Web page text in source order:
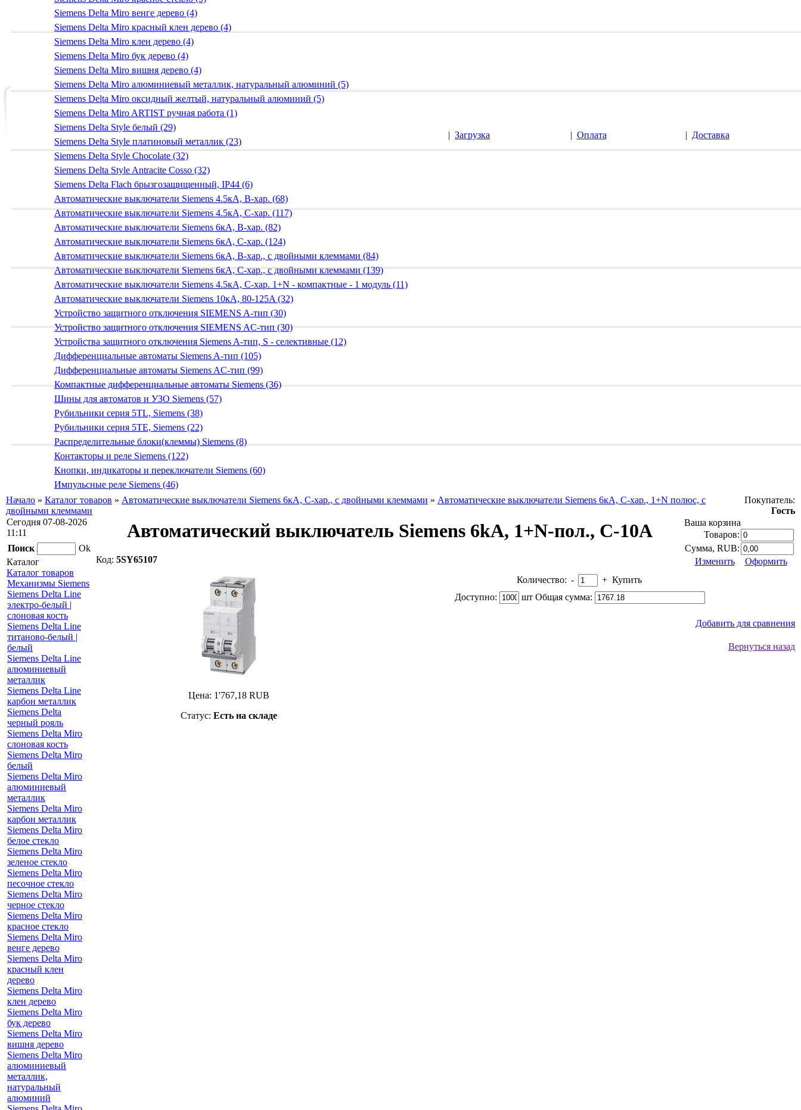
Siemens Delta Miro венге дерево (4)
Siemens Delta Miro красный клен дерево (4)
Siemens Delta Miro клен дерево (4)
Siemens Delta Miro бук дерево (4)
Siemens Delta Miro вишня дерево (4)
Siemens Delta Miro алюминиевый металлик, натуральный алюминий (5)
Siemens Delta Miro оксидный желтый, натуральный алюминий (5)
Siemens Delta Miro ARTIST ручная работа (1)
Siemens Delta Style белый (29)
Siemens Delta Style платиновый металлик (23)
Siemens Delta Style Chocolate (32)
Siemens Delta Style Antracite Cosso (32)
Siemens Delta Flach брызгозащищенный, IP44 (6)
Автоматические выключатели Siemens 4.5кА, B-хар. (68)
Автоматические выключатели Siemens 4.5кА, C-хар. (117)
Автоматические выключатели Siemens 6кА, B-хар. (82)
Автоматические выключатели Siemens 6кА, С-хар. (124)
Автоматические выключатели Siemens 6кА, B-хар., с двойными клеммами (84)
Автоматические выключатели Siemens 6кА, C-хар., с двойными клеммами (139)
Автоматические выключатели Siemens 4.5кА, C-хар. 1+N - компактные - 1 модуль (11)
Автоматические выключатели Siemens 10кА, 80-125A (32)
Устройство защитного отключения SIEMENS A-тип (30)
Устройство защитного отключения SIEMENS AС-тип (30)
Устройства защитного отключения Siemens A-тип, S - селективные (12)
Дифференциальные автоматы Siemens A-тип (105)
Дифференциальные автоматы Siemens AС-тип (99)
Компактные дифференциальные автоматы Siemens (36)
Шины для автоматов и УЗО Siemens (57)
Рубильники серия 5TL, Siemens (38)
Рубильники серия 5TE, Siemens (22)
Распределительные блоки(клеммы) Siemens (8)
Контакторы и реле Siemens (122)
Кнопки, индикаторы и переключатели Siemens (60)
Импульсные реле Siemens (46)
| Загрузка | Оплата | Доставка
Начало » Каталог товаров » Автоматические выключатели Siemens 6кА, C-хар., с двойными клеммами » Автоматические выключатели Siemens 6кА, C-хар., 1+N полюс, с
двойными клеммами
Покупатель:
Гость
Сегодня 07-08-2026
11:11
Поиск
Ok
Каталог
Каталог товаров
Механизмы Siemens
Siemens Delta Line
электро-белый |
слоновая кость
Siemens Delta Line
титаново-белый |
белый
Siemens Delta Line
алюминиевый
металлик
Siemens Delta Line
карбон металлик
Siemens Delta
черный рояль
Siemens Delta Miro
слоновая кость
Siemens Delta Miro
белый
Siemens Delta Miro
алюминиевый
металлик
Siemens Delta Miro
карбон металлик
Siemens Delta Miro
белое стекло
Siemens Delta Miro
зеленое стекло
Siemens Delta Miro
песочное стекло
Siemens Delta Miro
черное стекло
Siemens Delta Miro
красное стекло
Siemens Delta Miro
венге дерево
Siemens Delta Miro
красный клен
дерево
Siemens Delta Miro
клен дерево
Siemens Delta Miro
бук дерево
Siemens Delta Miro
вишня дерево
Siemens Delta Miro
алюминиевый
металлик,
натуральный
алюминий
Автоматический выключатель Siemens 6kA, 1+N-пол., C-10А
Код: 5SY65107
Ваша корзина
Товаров:
Сумма, RUB:
Изменить
Оформить
Цена: 1'767,18RUB
Статус: Есть на складе
Количество: - + Купить
Доступно:
шт Общая сумма:
Добавить для сравнения
Вернуться назад